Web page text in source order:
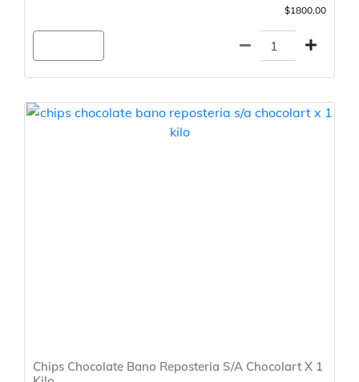
$1800.00
Chips Chocolate Bano Reposteria S/A Chocolart X 1